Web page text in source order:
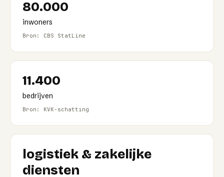
80.000
inwoners
Bron: CBS StatLine
11.400
bedrijven
Bron: KVK-schatting
logistiek & zakelijke
diensten